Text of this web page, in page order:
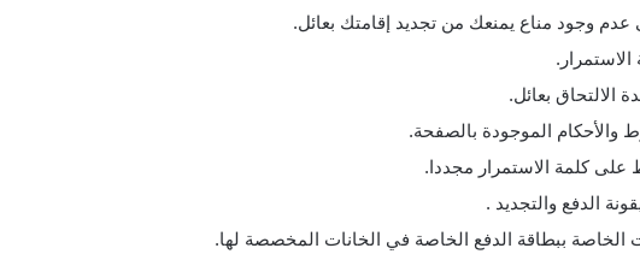
وجود مناع يمنعك من تجديد إقامتك بعائل.
الاستمرار.
الالتحاق بعائل.
والأحكام الموجودة بالصفحة.
كلمة الاستمرار مجددا.
الدفع والتجديد .
الخاصة ببطاقة الدفع الخاصة في الخانات المخصصة لها.